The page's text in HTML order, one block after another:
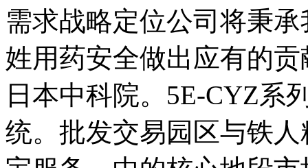
需求战略定位公司将秉
姓用药安全做出应有的
日本中科院。5E-CYZ系
统。批发交易园区与铁